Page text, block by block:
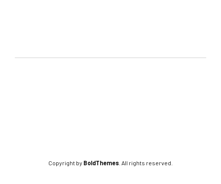
Copyright by BoldThemes . All rights reserved.